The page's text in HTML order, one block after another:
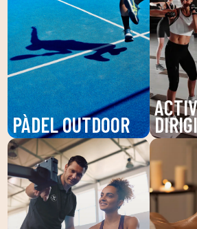
PÀDEL OUTDOOR
Gaudeix del pàdel a
DUIN SPORTS CLUB, un
esport dinàmic que
millora la teva agilitat i
resistència. Les nostres
DUIN
Pilates,